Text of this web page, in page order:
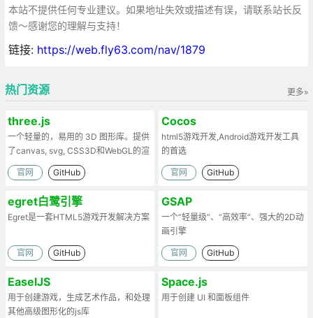
本站不提供任何专业建议。如果地址失效或描述有误，请联系站长反
馈～感谢您的理解与支持！
链接: https://web.fly63.com/nav/1879
更多»
热门资源
three.js
一个轻量的，易用的 3D 图形库。提供
了canvas, svg, CSS3D和WebGL的渲
染器
官网 GitHub
Cocos
html5游戏开发,Android游戏开发工具
的首选
官网 GitHub
egret白鹭引擎
Egret是一套HTML5游戏开发解决方案
官网 GitHub
GSAP
一个“轻量级”、“高效率”、强大的2D动
画引擎
官网 GitHub
EaselJS
用于创建游戏，生成艺术作品，和处理
其他高级图形化的js库
Space.js
用于创建 UI 和面板组件